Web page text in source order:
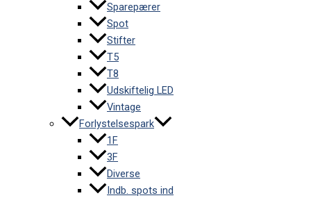
Sparepærer
Spot
Stifter
T5
T8
Udskiftelig LED
Vintage
Forlystelsespark
1F
3F
Diverse
Indb. spots ind